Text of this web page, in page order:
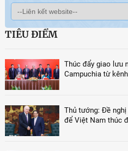
TIÊU ĐIỂM
Thúc đẩy giao lưu
Campuchia từ
Thủ tướng: Đề
để Việt Nam thúc